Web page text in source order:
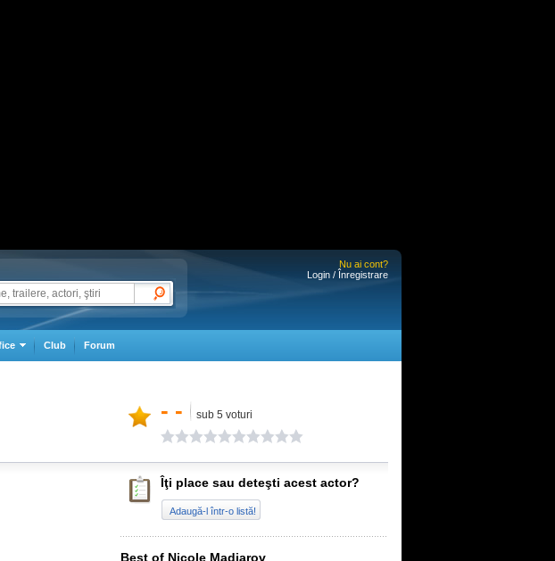
Nu ai cont?
Login / Înregistrare
Club Forum
- - sub 5 voturi
Îţi place sau deteşti acest actor?
Adaugă-l într-o listă!
Best of Nicole Madjarov